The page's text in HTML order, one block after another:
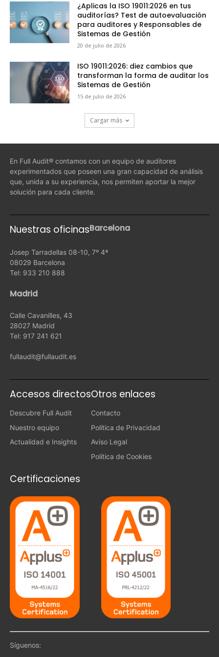
¿Aplicas la ISO 19011:2026 en tus
auditorías? Test de autoevaluación
para auditores y Responsables de
Sistemas de Gestión
20 de julio de 2026
ISO 19011:2026: diez cambios que
transforman la forma de auditar los
Sistemas de Gestión
15 de julio de 2026
Cargar más
En Full Audit® contamos con un equipo de auditores
experimentados que poseen una gran capacidad de análisis
que, unida a su experiencia, nos permiten aportar la mejor
solución para cada cliente.
Nuestras oficinasBarcelona
Josep Tarradellas 08-10, 7º 4ª
08029 Barcelona
Tel: 933 210 888
Madrid
Calle Cavanilles, 43
28027 Madrid
Tel: 917 241 621
fullaudit@fullaudit.es
Accesos directos
Descubre Full Audit
Nuestro equipo
Actualidad e Insights
Otros enlaces
Contacto
Política de Privacidad
Aviso Legal
Política de Cookies
Certificaciones
Síguenos: